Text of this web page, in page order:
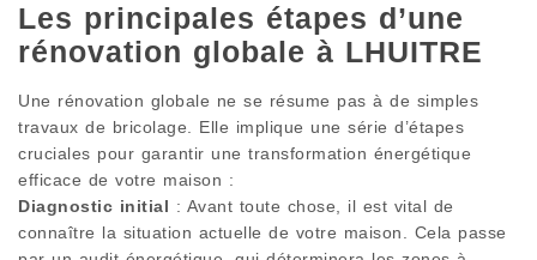
Les principales étapes d’une
rénovation globale à LHUITRE
Une rénovation globale ne se résume pas à de simples
travaux de bricolage. Elle implique une série d’étapes
cruciales pour garantir une transformation énergétique
efficace de votre maison :
Diagnostic initial : Avant toute chose, il est vital de
connaître la situation actuelle de votre maison. Cela passe